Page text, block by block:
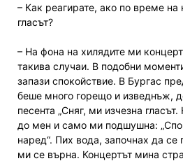
– Как реагирате, ако по време на
гласът?
– На фона на хилядите ми
такива случаи. В подобни
запази спокойствие. В Бургас
беше много горещо и изведнъж,
песента „Сняг, ми изчезна
до мен и само ми подшушна:
наред“. Пих вода, започнах да се
ми се върна. Концертът мина